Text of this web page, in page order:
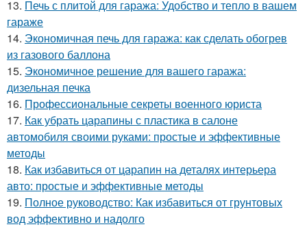
13. Печь с плитой для гаража: Удобство и тепло в вашем
гараже
14. Экономичная печь для гаража: как сделать обогрев
из газового баллона
15. Экономичное решение для вашего гаража:
дизельная печка
16. Профессиональные секреты военного юриста
17. Как убрать царапины с пластика в салоне
автомобиля своими руками: простые и эффективные
методы
18. Как избавиться от царапин на деталях интерьера
авто: простые и эффективные методы
19. Полное руководство: Как избавиться от грунтовых
вод эффективно и надолго